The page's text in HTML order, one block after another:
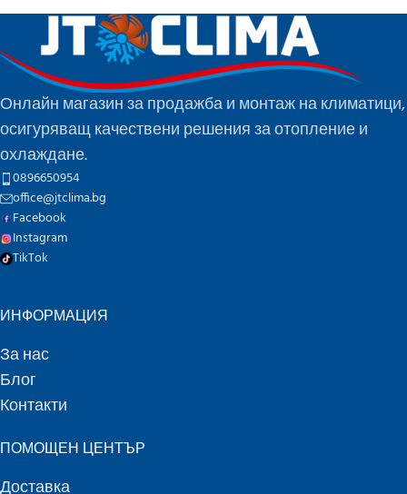
Онлайн магазин за продажба и монтаж на климатици,
осигуряващ качествени решения за отопление и
охлаждане.
0896650954
office@jtclima.bg
Facebook
Instagram
TikTok
ИНФОРМАЦИЯ
За нас
Блог
Контакти
ПОМОЩЕН ЦЕНТЪР
Доставка